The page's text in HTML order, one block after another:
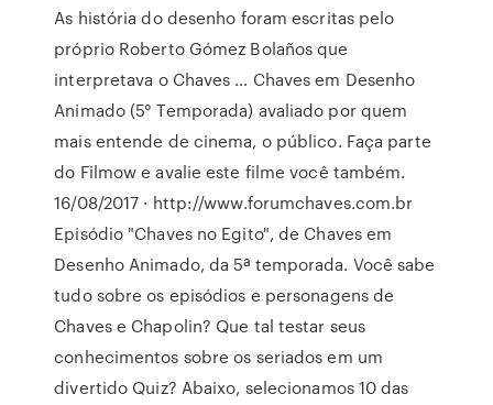
As história do desenho foram escritas pelo
próprio Roberto Gómez Bolaños que
interpretava o Chaves … Chaves em Desenho
Animado (5° Temporada) avaliado por quem
mais entende de cinema, o público. Faça parte
do Filmow e avalie este filme você também.
16/08/2017 · http://www.forumchaves.com.br
Episódio "Chaves no Egito", de Chaves em
Desenho Animado, da 5ª temporada. Você sabe
tudo sobre os episódios e personagens de
Chaves e Chapolin? Que tal testar seus
conhecimentos sobre os seriados em um
divertido Quiz? Abaixo, selecionamos 10 das